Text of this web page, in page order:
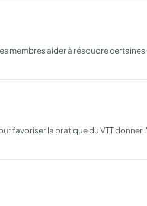
membres aider à résoudre
favoriser la pratique du VTT